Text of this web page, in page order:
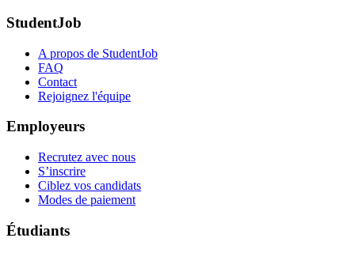
StudentJob
A propos de StudentJob
FAQ
Contact
Rejoignez l'équipe
Employeurs
Recrutez avec nous
S’inscrire
Ciblez vos candidats
Modes de paiement
Étudiants